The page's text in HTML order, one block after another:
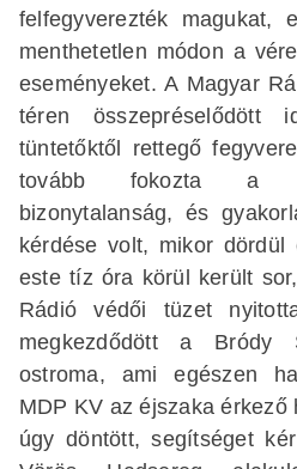
felfegyverezték magukat,
menthetetlen módon a
eseményeket. A Magyar
téren
tüntetőktől rettegő
tovább fokozta a
bizonytalanság, és
kérdése volt, mikor
este tíz óra körül került
Rádió védői tüzet
megkezdődött a Bródy
ostroma, ami egészen
MDP KV az éjszaka
úgy döntött, segítséget